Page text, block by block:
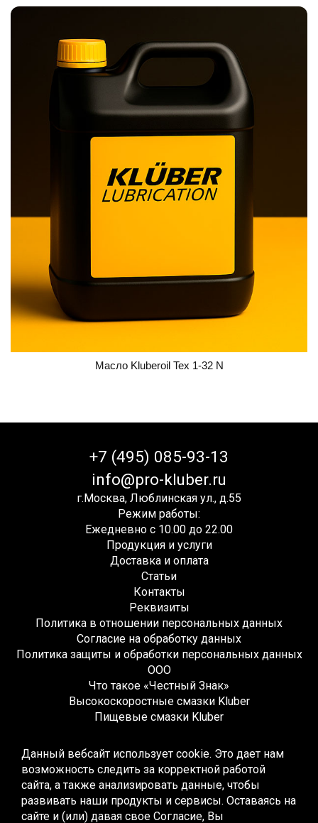
Данный вебсайт использует cookie. Это дает нам
возможность следить за корректной работой
сайта, а также анализировать данные, чтобы
развивать наши продукты и сервисы. Оставаясь на
сайте и (или) давая свое Согласие, Вы
Масло Kluberoil Tex 1-32 N
+7 (495) 085-93-13
info@pro-kluber.ru
г.Москва, Люблинская ул., д.55
Режим работы:
Ежедневно с 10.00 до 22.00
Продукция и услуги
Доставка и оплата
Статьи
Контакты
Реквизиты
Политика в отношении персональных данных
Согласие на обработку данных
Политика защиты и обработки персональных данных
ООО
Что такое «Честный Знак»
Высокоскоростные смазки Kluber
Пищевые смазки Kluber
Жидкие смазки Kluber
Монтажные смазки Kluber
Многоцелевые смазки Kluber
Синтетические смазки Kluber
Высокотемпературные смазки Kluber